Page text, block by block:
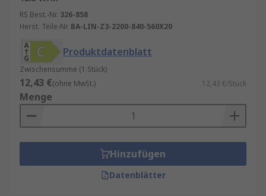
RS Best.-Nr. 326-858
Herst. Teile-Nr. BA-LIN-Z3-2200-840-560X20
Produktdatenblatt
Zwischensumme (1 Stück)
12,43 €(ohne MwSt.) 12,43 €/Stück
Menge
Hinzufügen
Datenblätter